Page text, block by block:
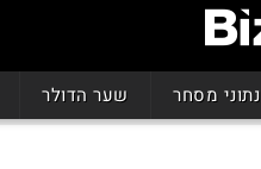
נתוני מסחר שער הדולר